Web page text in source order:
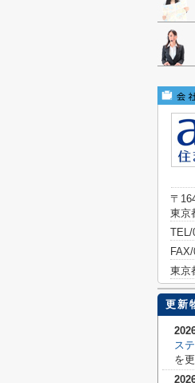
〒
東京
TEL/
東京
更新
ス
を